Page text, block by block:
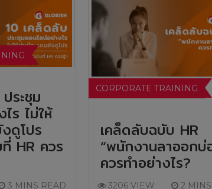
ระชุม
ร ไม่ให้
ดูโปร
HR ควร
3 MINS READ
CORPORATE TRAINING
เคล็ดลับฉบับ HR
“พนักงานลาออกบ่
ควรทำอย่างไร?
3206 VIEW 2